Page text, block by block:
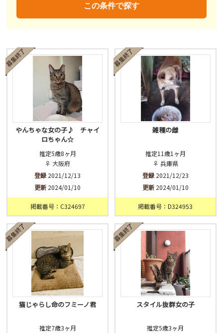
不妊去勢手術
済 未 不明
この条件で探す
やんちゃな女の子♪ チャイ
ロちゃん☆
推定5歳8ヶ月
♀ 大阪府
登録 2021/12/13
更新 2024/01/10
掲載番号：C324697
雑種の雌
推定11歳1ヶ月
♀ 兵庫県
登録2021/12/23
更新2024/01/10
掲載番号：D324953
猫じゃらし命のフミーノ君
推定7歳3ヶ月
スタイル抜群女の子
推定5歳3ヶ月